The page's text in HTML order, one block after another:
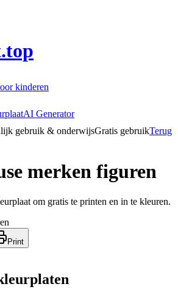
kinderen
AI Generator
gebruik & onderwijsGratis gebruikTerug
merken figuren
om gratis te printen en in te kleuren.
Print